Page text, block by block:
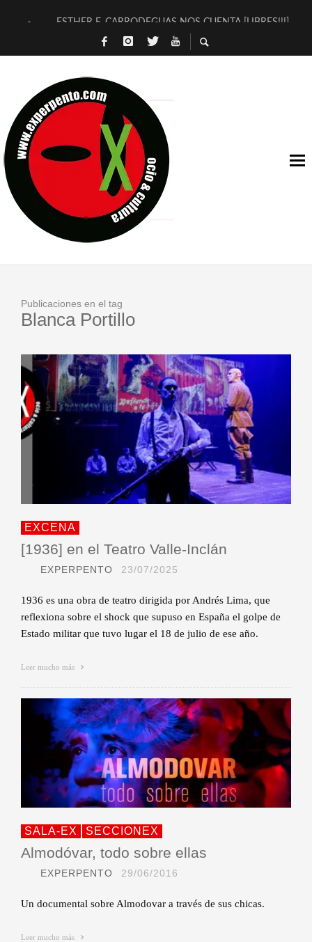
ESTHER F. CARRODEGUAS NOS CUENTA [LIBRES!!!]
[TERRA DE GUAPES] DE SANDRA MONFORT
TIMBRE 4, LA ESCUELA DEL DIRECTOR TEATRAL CLAUDIO
30 AÑOS (NO ES NADA) DE LA KATARSIS DEL TOMATAZO
MILITARES JUDÍAS EN #EXVITA
D’BALDOMEROS REINVENTAN [BITÁCORA 3.0] EN EXVITA
MARSHALL FLASH PRESENTA EN EXVITA [RELATIVA
JOFRE BARDAGÍ EN EXVITA INTERPRETANDO A SERRAT
Publicaciones en el tag
Blanca Portillo
EXCENA
[1936] en el Teatro Valle-Inclán
EXPERPENTO 23/07/2025
1936 es una obra de teatro dirigida por Andrés Lima, que
reflexiona sobre el shock que supuso en España el golpe de
Estado militar que tuvo lugar el 18 de julio de ese año.
Leer mucho más
SALA-EX SECCIONEX
Almodóvar, todo sobre ellas
EXPERPENTO 29/06/2016
Un documental sobre Almodovar a través de sus chicas.
Leer mucho más